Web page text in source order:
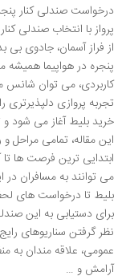
درخواست صندلی کنار
پرواز با انتخاب صندلی
از فراز آسمان، جادوی
پنجره در هواپیما
کاربردی، می توان شانس
تجربه پروازی دلپذیرتری
خرید بلیط آغاز می شود و
این مقاله، تمامی مراحل
ابتدایی ترین فرصت ها
می توانند به مسافران
بلیط تا درخواست های
برای دستیابی به این
نظر گرفتن سناریوهای
عمومی، علاقه مندان به
آرامش و …